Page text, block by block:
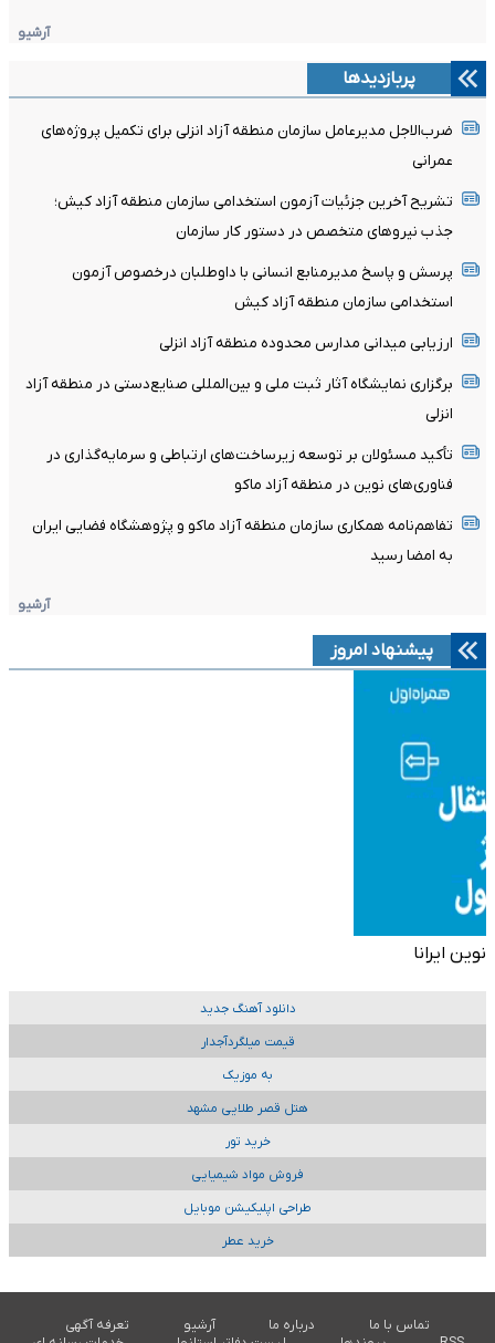
آرشیو
پربازدیدها
ضرب‌الاجل مدیرعامل سازمان منطقه آزاد انزلی برای تکمیل پروژه‌های
عمرانی
تشریح آخرین جزئیات آزمون استخدامی سازمان منطقه آزاد کیش؛
جذب نیروهای متخصص در دستور کار سازمان
پرسش و پاسخ مدیرمنابع انسانی با داوطلبان درخصوص آزمون
استخدامی سازمان منطقه آزاد کیش
ارزیابی میدانی مدارس محدوده منطقه آزاد انزلی
برگزاری نمایشگاه آثار ثبت ملی و بین‌المللی صنایع‌دستی در منطقه آزاد
انزلی
تأکید مسئولان بر توسعه زیرساخت‌های ارتباطی و سرمایه‌گذاری در
فناوری‌های نوین در منطقه آزاد ماکو
تفاهم‌نامه همکاری سازمان منطقه آزاد ماکو و پژوهشگاه فضایی ایران
به امضا رسید
آرشیو
پیشنهاد امروز
نوین ایرانا
دانلود آهنگ جدید
قیمت میلگردآجدار
به موزیک
هتل قصر طلایی مشهد
خرید تور
فروش مواد شیمیایی
طراحی اپلیکیشن موبایل
خرید عطر
تماس با ما درباره ما آرشیو
تعرفه آگهی